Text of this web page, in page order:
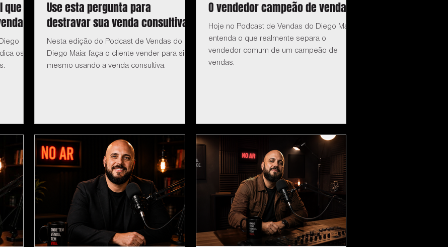
que
os
Use esta pergunta para
destravar sua venda consultiva
Nesta edição do Podcast de Vendas do
Diego Maia: faça o cliente vender para si
mesmo usando a venda consultiva.
O vendedor campeão de vendas
Hoje no Podcast de Vendas do Diego Maia:
entenda o que realmente separa o
vendedor comum de um campeão de
vendas.